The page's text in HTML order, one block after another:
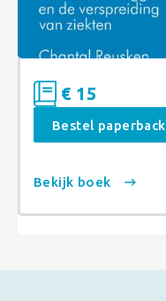
€ 15
Bestel paperback
Bekijk boek